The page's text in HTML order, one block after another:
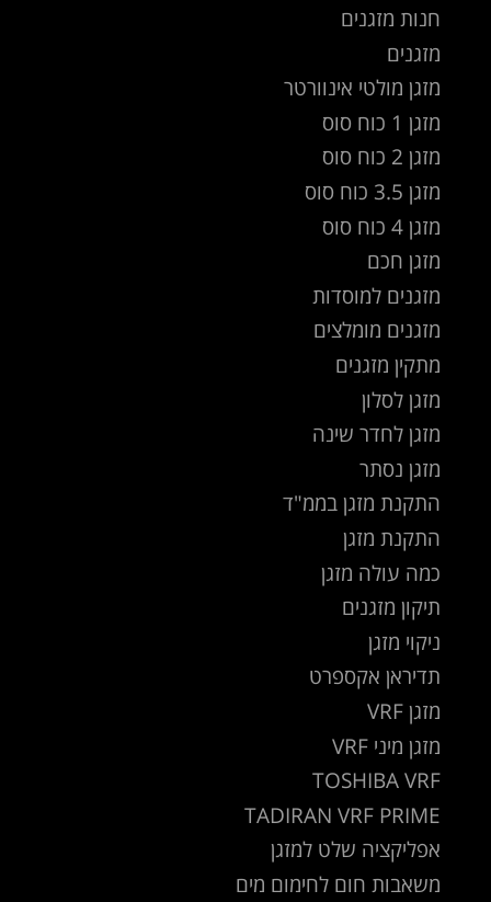
חנות מזגנים
מזגנים
מזגן מולטי אינוורטר
מזגן 1 כוח סוס
מזגן 2 כוח סוס
מזגן 3.5 כוח סוס
מזגן 4 כוח סוס
מזגן חכם
מזגנים למוסדות
מזגנים מומלצים
מתקין מזגנים
מזגן לסלון
מזגן לחדר שינה
מזגן נסתר
התקנת מזגן בממ"ד
התקנת מזגן
כמה עולה מזגן
תיקון מזגנים
ניקוי מזגן
תדיראן אקספרט
מזגן VRF
מזגן מיני VRF
TOSHIBA VRF
TADIRAN VRF PRIME
אפליקציה שלט למזגן
משאבות חום לחימום מים